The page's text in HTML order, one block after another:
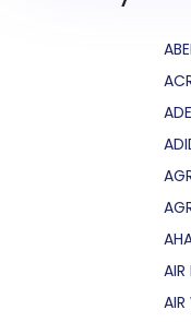
AIR